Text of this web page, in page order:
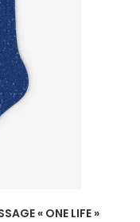
« ONE LIFE »